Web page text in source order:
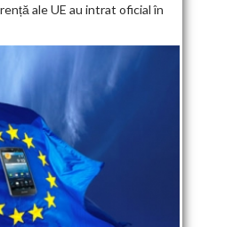
ale UE au intrat oficial în